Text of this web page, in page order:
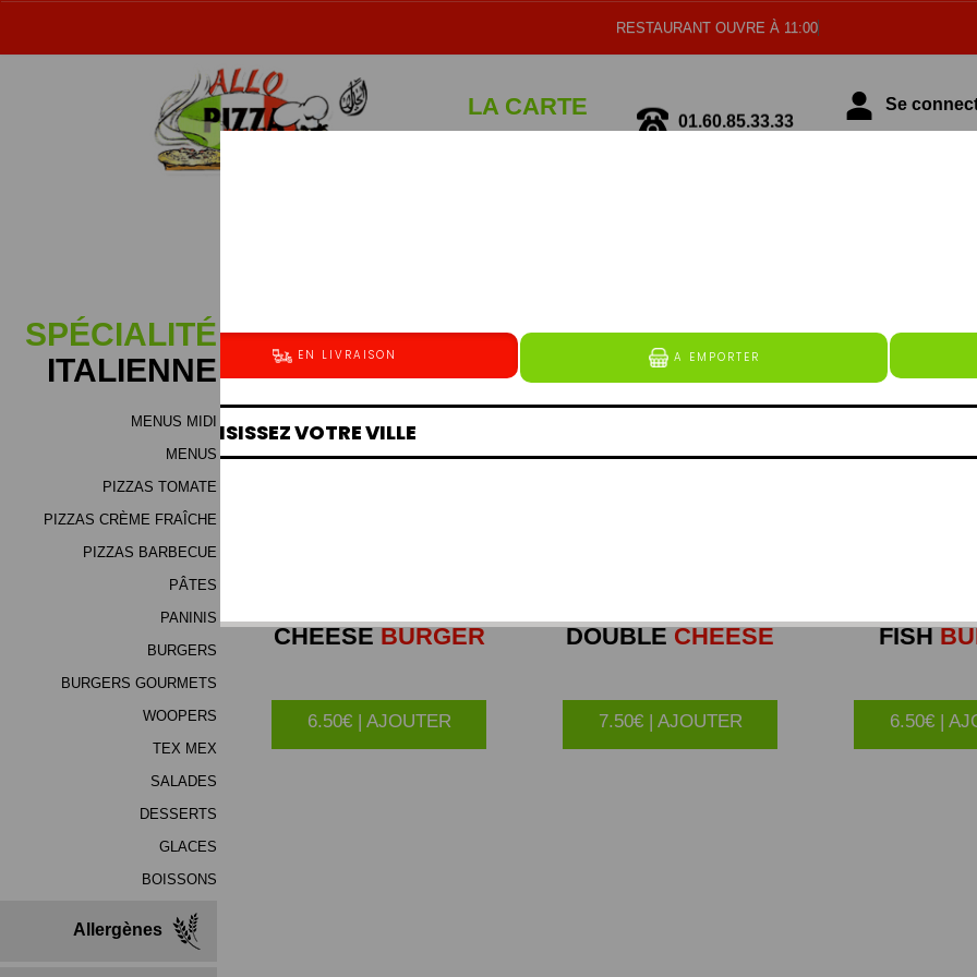
RESTAURANT OUVRE À 11:00
LA CARTE Se
SPÉCIALITÉ
ITALIENNE
MENUS MIDI
MENUS
PIZZAS TOMATE
PIZZAS CRÈME FRAÎCHE
PIZZAS BARBECUE
PÂTES
PANINIS
BURGERS
BURGERS GOURMETS
WOOPERS
TEX MEX
SALADES
DESSERTS
GLACES
BOISSONS
Allergènes
BURGERS
CHEESEBURGER
6.50€ | AJOUTER
DOUBLECHEESE
7.50€ | AJOUTER
FISH
6.50€ |